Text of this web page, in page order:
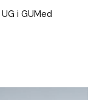
i GUMed